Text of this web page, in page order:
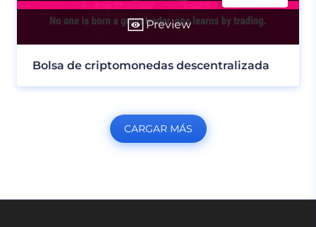
Preview
Bolsa de criptomonedas descentralizada
CARGAR MÁS